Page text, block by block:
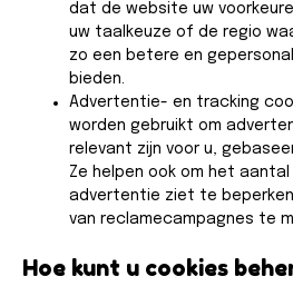
dat de website uw
uw taalkeuze of de regio
zo een betere en
bieden.
Advertentie- en tracking
worden gebruikt om
relevant zijn voor u,
Ze helpen ook om het
advertentie ziet te
van reclamecampagnes te
Hoe kunt u cookies